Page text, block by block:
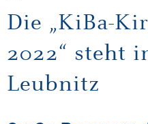
Die „KiBa-
2022“ steht
Leubnitz